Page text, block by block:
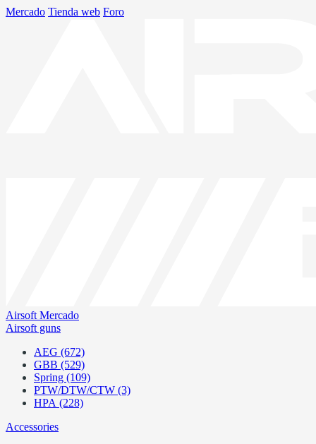
Mercado Tienda web Foro
Airsoft Mercado
Airsoft guns
AEG (672)
GBB (529)
Spring (109)
PTW/DTW/CTW (3)
HPA (228)
Accessories